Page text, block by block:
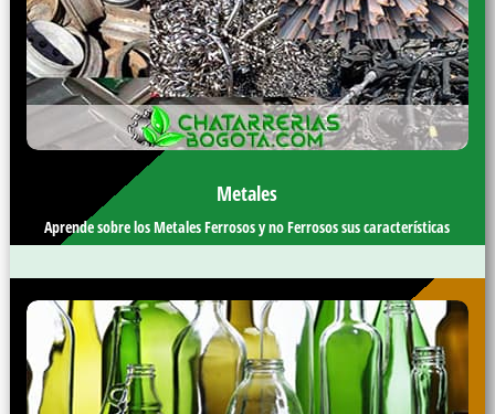
Metales
Aprende sobre los Metales Ferrosos y no Ferrosos sus características